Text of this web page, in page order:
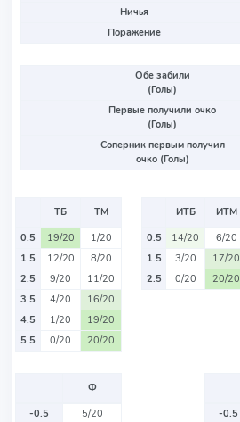
Ничья
Поражение
Обе забили
(Голы)
Первые получили очко
(Голы)
Соперник первым получил
очко (Голы)
ТБ
ТМ
0.5
19/20
1/20
1.5
12/20
8/20
2.5
9/20
11/20
3.5
4/20
16/20
4.5
1/20
19/20
5.5
0/20 20/20
ИТБ
ИТМ
0.5
14/20
6/20
1.5
3/20
17/20
2.5
0/20 20/20
Ф
-0.5
5/20
-0.5